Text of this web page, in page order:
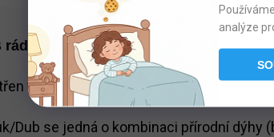
analýze
rádiusové hrany
tichým, skrytým výsuvem a tlumeným
Dub se jedná o kombinaci přírodní dýhy